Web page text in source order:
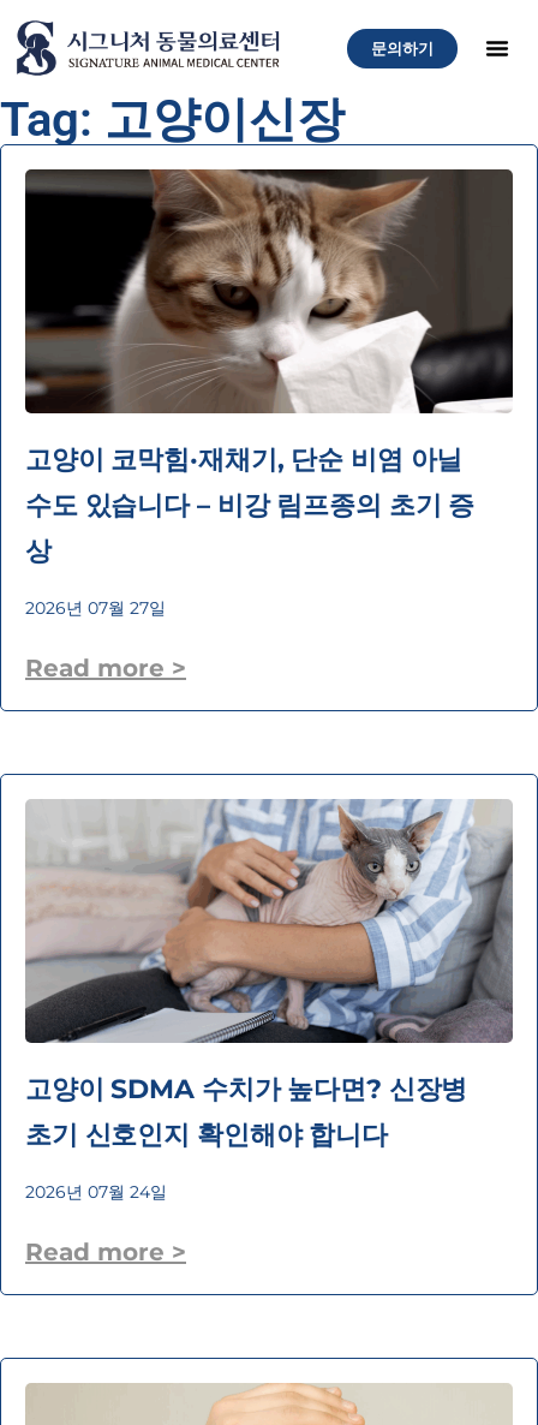
문의하기
Tag: 고양이신장
고양이 코막힘·재채기, 단순 비염 아닐
수도 있습니다 – 비강 림프종의 초기 증
상
2026년 07월 27일
Read more >
고양이 SDMA 수치가 높다면? 신장병
초기 신호인지 확인해야 합니다
2026년 07월 24일
Read more >